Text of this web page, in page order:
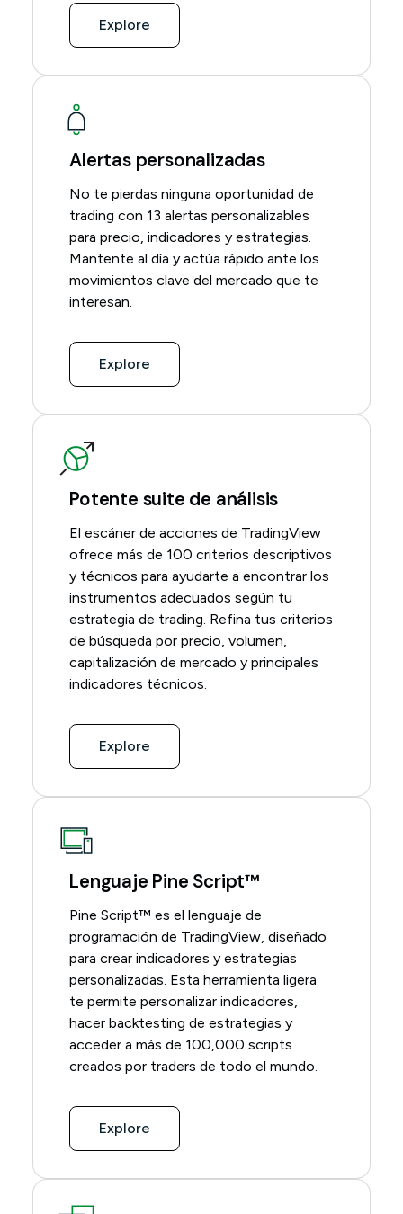
Explore
Alertas personalizadas
No te pierdas ninguna oportunidad de
trading con 13 alertas personalizables
para precio, indicadores y estrategias.
Mantente al día y actúa rápido ante los
movimientos clave del mercado que te
interesan.
Explore
Potente suite de análisis
El escáner de acciones de TradingView
ofrece más de 100 criterios descriptivos
y técnicos para ayudarte a encontrar los
instrumentos adecuados según tu
estrategia de trading. Refina tus criterios
de búsqueda por precio, volumen,
capitalización de mercado y principales
indicadores técnicos.
Explore
Lenguaje Pine Script™
Pine Script™ es el lenguaje de
programación de TradingView, diseñado
para crear indicadores y estrategias
personalizadas. Esta herramienta ligera
te permite personalizar indicadores,
hacer backtesting de estrategias y
acceder a más de 100,000 scripts
creados por traders de todo el mundo.
Explore